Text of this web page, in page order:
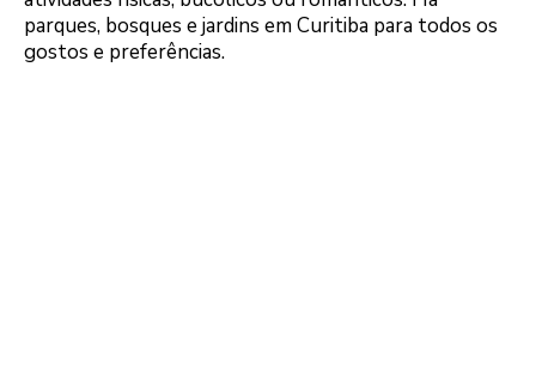
parques, bosques e jardins em Curitiba para todos os
gostos e preferências.